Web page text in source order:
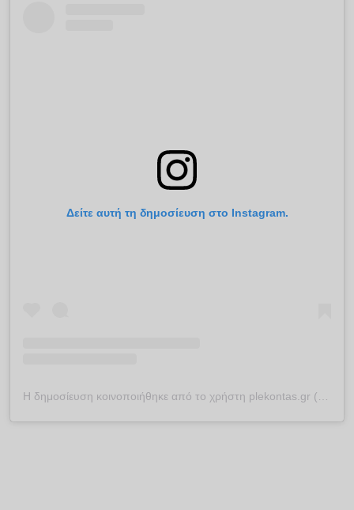
Δείτε αυτή τη δημοσίευση στο Instagram.